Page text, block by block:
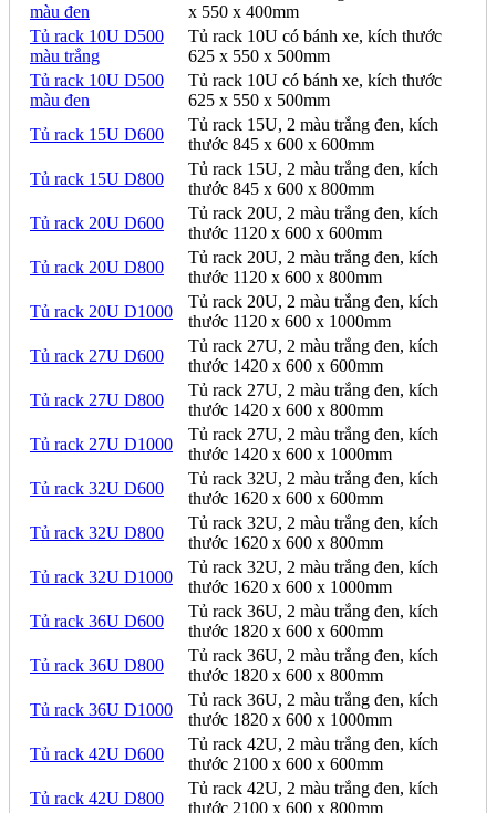
màu đen
x 550 x 400mm
Tủ rack 10U D500
màu trắng
Tủ rack 10U có bánh xe, kích thước
625 x 550 x 500mm
Tủ rack 10U D500
màu đen
Tủ rack 10U có bánh xe, kích thước
625 x 550 x 500mm
Tủ rack 15U D600
Tủ rack 15U, 2 màu trắng đen, kích
thước 845 x 600 x 600mm
Tủ rack 15U D800
Tủ rack 15U, 2 màu trắng đen, kích
thước 845 x 600 x 800mm
Tủ rack 20U D600
Tủ rack 20U, 2 màu trắng đen, kích
thước 1120 x 600 x 600mm
Tủ rack 20U D800
Tủ rack 20U, 2 màu trắng đen, kích
thước 1120 x 600 x 800mm
Tủ rack 20U D1000
Tủ rack 20U, 2 màu trắng đen, kích
thước 1120 x 600 x 1000mm
Tủ rack 27U D600
Tủ rack 27U, 2 màu trắng đen, kích
thước 1420 x 600 x 600mm
Tủ rack 27U D800
Tủ rack 27U, 2 màu trắng đen, kích
thước 1420 x 600 x 800mm
Tủ rack 27U D1000
Tủ rack 27U, 2 màu trắng đen, kích
thước 1420 x 600 x 1000mm
Tủ rack 32U D600
Tủ rack 32U, 2 màu trắng đen, kích
thước 1620 x 600 x 600mm
Tủ rack 32U D800
Tủ rack 32U, 2 màu trắng đen, kích
thước 1620 x 600 x 800mm
Tủ rack 32U D1000
Tủ rack 32U, 2 màu trắng đen, kích
thước 1620 x 600 x 1000mm
Tủ rack 36U D600
Tủ rack 36U, 2 màu trắng đen, kích
thước 1820 x 600 x 600mm
Tủ rack 36U D800
Tủ rack 36U, 2 màu trắng đen, kích
thước 1820 x 600 x 800mm
Tủ rack 36U D1000
Tủ rack 36U, 2 màu trắng đen, kích
thước 1820 x 600 x 1000mm
Tủ rack 42U D600
Tủ rack 42U, 2 màu trắng đen, kích
thước 2100 x 600 x 600mm
Tủ rack 42U D800
Tủ rack 42U, 2 màu trắng đen, kích
thước 2100 x 600 x 800mm